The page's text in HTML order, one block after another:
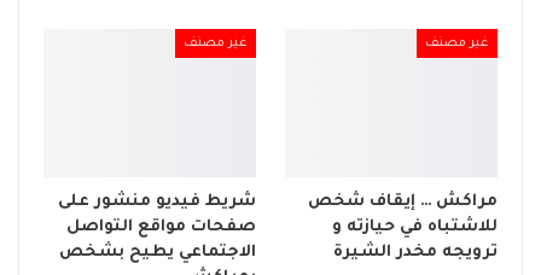
غير مصنف
مراكش … إيقاف شخص
للاشتباه في حيازته و
ترويجه مخدر الشيرة
غير مصنف
شريط فيديو منشور على
صفحات مواقع التواصل
الاجتماعي يطيح بشخص